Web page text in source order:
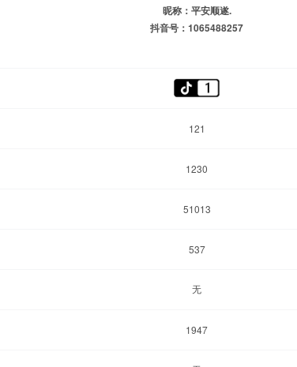
昵称：平安顺遂.
抖音号：1065488257
121
1230
51013
537
无
1947